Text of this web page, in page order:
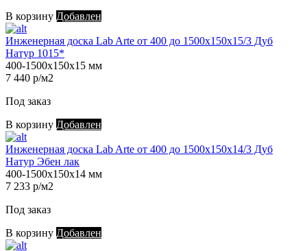
В корзину Добавлен
Инженерная доска Lab Arte от 400 до 1500х150х15/3 Дуб
Натур 1015*
400-1500х150х15 мм
7 440 р/м2
Под заказ
В корзину Добавлен
Инженерная доска Lab Arte от 400 до 1500х150х14/3 Дуб
Натур Эбен лак
400-1500х150х14 мм
7 233 р/м2
Под заказ
В корзину Добавлен